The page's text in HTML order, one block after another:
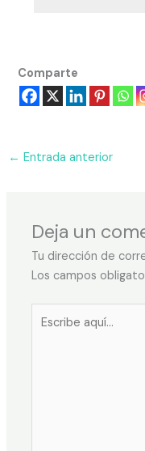
Comparte
← Entrada anterior
Deja un
Tu dirección de
Los campos